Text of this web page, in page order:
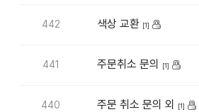
442 색상 교환 [1]
441 주문취소 문의 [1]
440 주문 취소 문의 외 [1]